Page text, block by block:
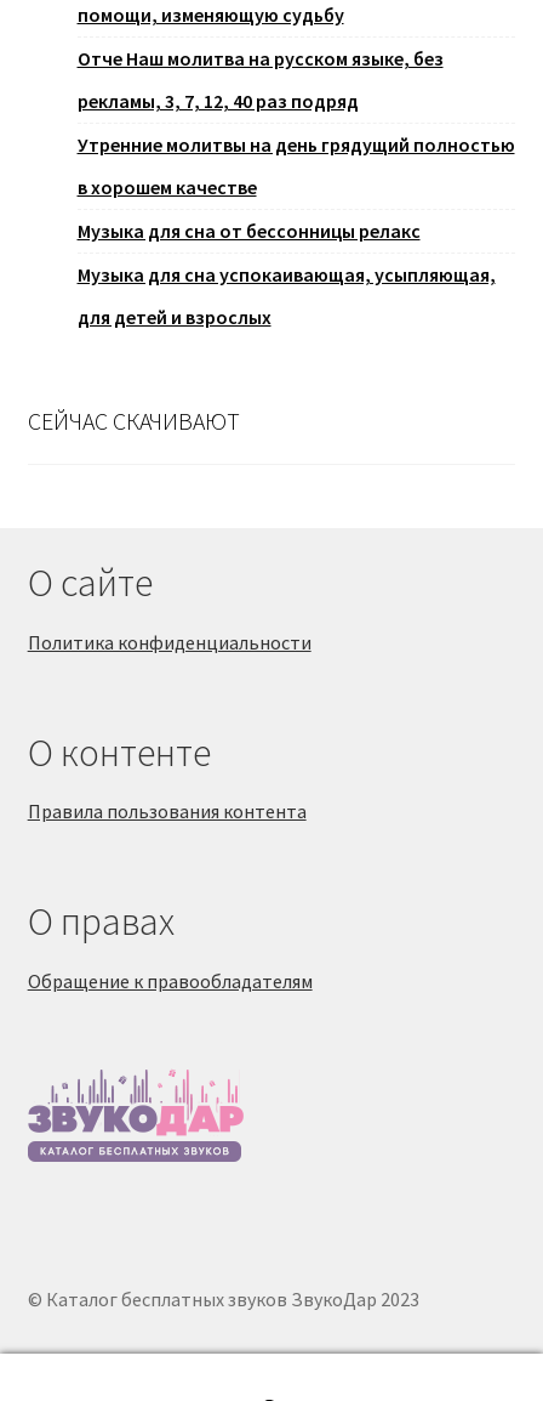
помощи, изменяющую судьбу
Отче Наш молитва на русском языке, без
рекламы, 3, 7, 12, 40 раз подряд
Утренние молитвы на день грядущий полностью
в хорошем качестве
Музыка для сна от бессонницы релакс
Музыка для сна успокаивающая, усыпляющая,
для детей и взрослых
СЕЙЧАС СКАЧИВАЮТ
О сайте
Политика конфиденциальности
О контенте
Правила пользования контента
О правах
Обращение к правообладателям
© Каталог бесплатных звуков ЗвукоДар 2023